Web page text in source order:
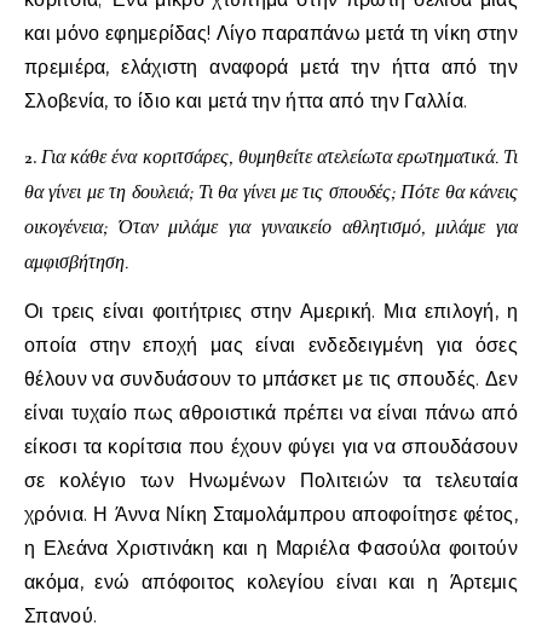
και μόνο εφημερίδας! Λίγο παραπάνω μετά τη νίκη στην
πρεμιέρα, ελάχιστη αναφορά μετά την ήττα από την
Σλοβενία, το ίδιο και μετά την ήττα από την Γαλλία.
2.Για κάθε ένα κοριτσάρες, θυμηθείτε ατελείωτα ερωτηματικά. Τι
θα γίνει με τη δουλειά; Τι θα γίνει με τις σπουδές; Πότε θα κάνεις
οικογένεια; Όταν μιλάμε για γυναικείο αθλητισμό, μιλάμε για
αμφισβήτηση.
Οι τρεις είναι φοιτήτριες στην Αμερική. Μια επιλογή, η
οποία στην εποχή μας είναι ενδεδειγμένη για όσες
θέλουν να συνδυάσουν το μπάσκετ με τις σπουδές. Δεν
είναι τυχαίο πως αθροιστικά πρέπει να είναι πάνω από
είκοσι τα κορίτσια που έχουν φύγει για να σπουδάσουν
σε κολέγιο των Ηνωμένων Πολιτειών τα τελευταία
χρόνια. Η Άννα Νίκη Σταμολάμπρου αποφοίτησε φέτος,
η Ελεάνα Χριστινάκη και η Μαριέλα Φασούλα φοιτούν
ακόμα, ενώ απόφοιτος κολεγίου είναι και η Άρτεμις
Σπανού.